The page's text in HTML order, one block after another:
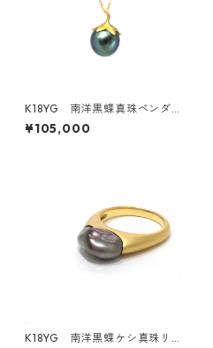
K18YG 南洋黒蝶真珠ペンダ
ントトップ《賀茂なす》（KR8
0405）
¥105,000
K18YG 南洋黒蝶ケシ真珠リ